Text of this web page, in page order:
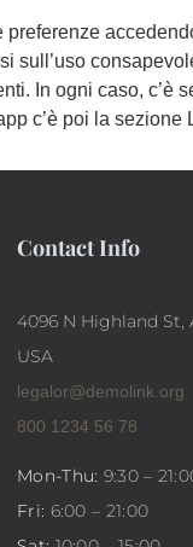
preferenze
sull’uso
In ogni caso, c’è
c’è poi la
Contact Info
4096 N Highland St,
USA
legalor@demolink.org
800 1234 56 78
Mon-Thu: 9:30 –
Fri: 6:00 – 21:00